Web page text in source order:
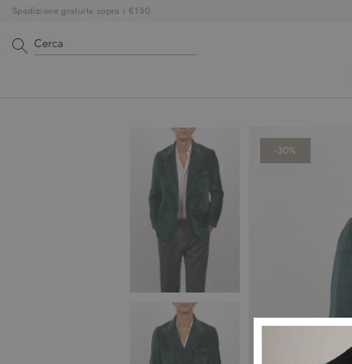
Spedizione gratuita sopra i €150
-30%